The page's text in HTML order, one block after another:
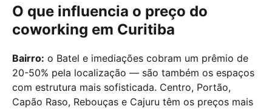
O que influencia o preço do
coworking em Curitiba
Bairro: o Batel e imediações cobram um prêmio de
20-50% pela localização — são também os espaços
com estrutura mais sofisticada. Centro, Portão,
Capão Raso, Rebouças e Cajuru têm os preços mais